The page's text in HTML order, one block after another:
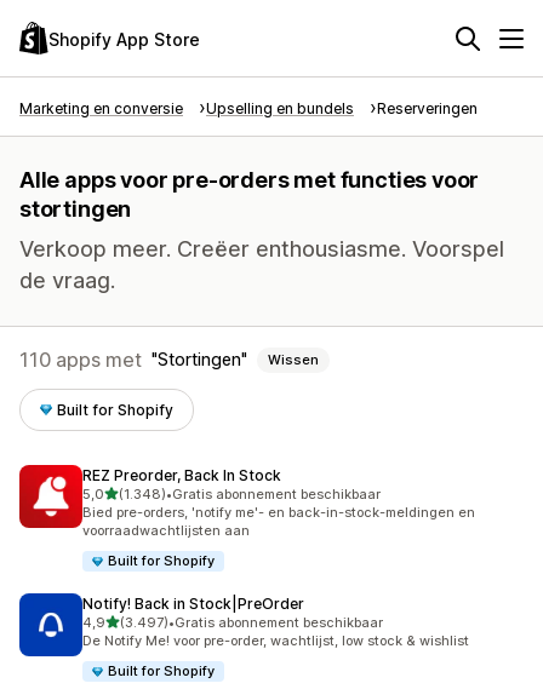
Shopify App Store
Marketing en conversie Upselling en bundels Reserveringen
Alle apps voor pre-orders met functies voor
stortingen
Verkoop meer. Creëer enthousiasme. Voorspel
de vraag.
110 apps met Stortingen Wissen
Built for Shopify
REZ Preorder, Back In Stock
5,0van 5 sterren
(1.348)
1348 recensies in totaal
•Gratis abonnement beschikbaar
Bied pre-orders, 'notify me'- en back-in-stock-meldingen en
voorraadwachtlijsten aan
Built for Shopify
Notify! Back in Stock|PreOrder
4,9van 5 sterren
(3.497)
3497 recensies in totaal
•Gratis abonnement beschikbaar
De Notify Me! voor pre-order, wachtlijst, low stock & wishlist
Built for Shopify